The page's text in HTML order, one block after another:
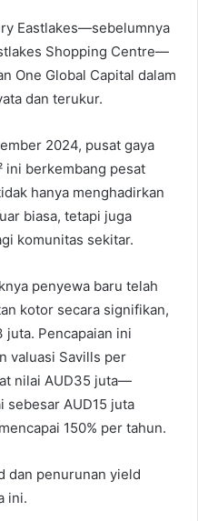
Eastlakes—sebelumnya
Shopping Centre—
One Global Capital dalam
dan terukur.
2024, pusat gaya
ini berkembang pesat
hanya menghadirkan
biasa, tetapi juga
komunitas sekitar.
penyewa baru telah
kotor secara signifikan,
juta. Pencapaian ini
valuasi Savills per
nilai AUD35 juta—
sebesar AUD15 juta
150% per tahun.
dan penurunan yield
ini.